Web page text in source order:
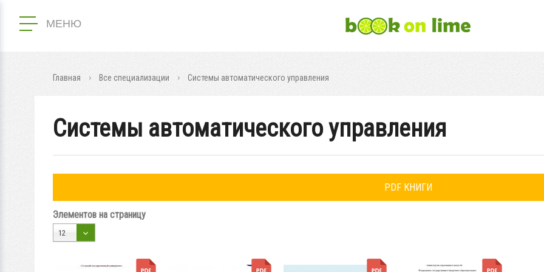
МЕНЮ
Главная Все специализации Системы автоматического управления
Системы автоматического управления
PDF КНИГИ
Элементов на страницу
12